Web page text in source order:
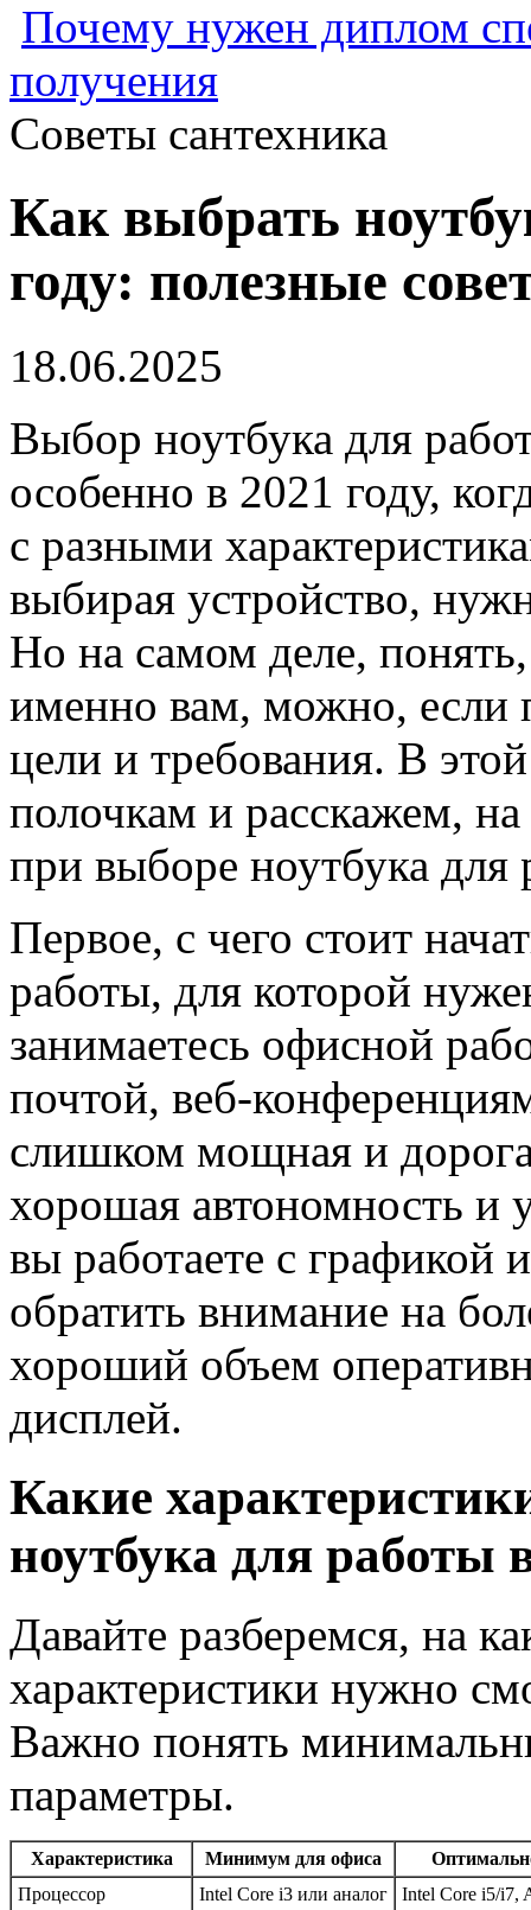
Почему нужен диплом
получения
Советы сантехника
Как выбрать
году: полезные
18.06.2025
Выбор ноутбука для
особенно в 2021 году,
с разными
выбирая устройство,
Но на самом деле,
именно вам, можно, если
цели и требования. В
полочкам и расскажем,
при выборе ноутбука для
Первое, с чего стоит
работы, для которой
занимаетесь офисной
почтой, веб-
слишком мощная и
хорошая автономность и
вы работаете с графикой
обратить внимание на
хороший объем
дисплей.
Какие
ноутбука для работы
Давайте разберемся, на
характеристики нужно
Важно понять
параметры.
Характеристика Минимум для офиса
Процессор
Intel Core i3 или аналог Intel Core i5/i7,